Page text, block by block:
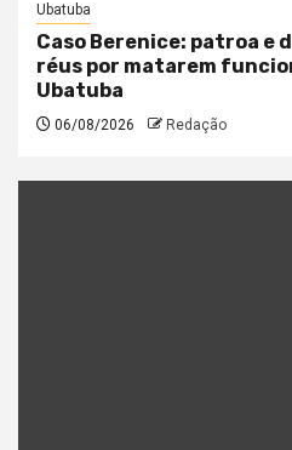
Ubatuba
Caso Berenice: patroa e
réus por matarem
Ubatuba
06/08/2026 Redação